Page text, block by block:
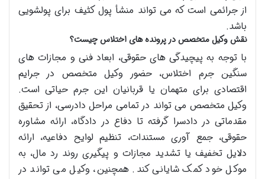
از جرائمی است که می تواند منشأ پول کثیف برای پولشویی
باشد.
نقش وکیل متخصص در پرونده های اختلاس چیست؟
با توجه به پیچیدگی های حقوقی، ابعاد فنی و مجازات های
سنگین جرم اختلاس، حضور وکیل متخصص در جرایم
اقتصادی برای متهمان یا قربانیان این جرم حیاتی است.
وکیل متخصص می تواند در تمامی مراحل دادرسی، از تحقیق
مقدماتی در دادسرا گرفته تا دفاع در دادگاه، ارائه مشاوره
حقوقی، جمع آوری مستندات، تنظیم لوایح دفاعیه، ارائه
دلایل تخفیف یا تشدید مجازات و پیگیری روند رد مال، به
موکل خود کمک شایانی کند. همچنین، وکیل می تواند در